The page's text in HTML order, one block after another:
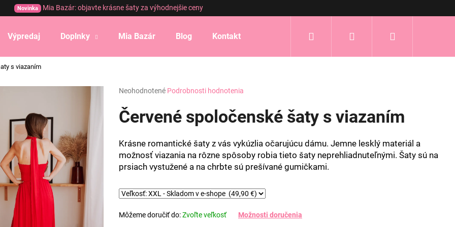
Novinka Mia Bazár: objavte krásne šaty za výhodnejšie ceny
Výpredaj Doplnky Mia Bazár Blog Kontakt Prihlásenie
s viazaním
Priemerné
produktu
je
5
hviezdičiek.
Neohodnotené Podrobnosti hodnotenia
Červené spoločenské šaty s viazaním
Krásne romantické šaty z vás vykúzlia očarujúcu dámu. Jemne lesklý materiál a
možnosť viazania na rôzne spôsoby robia tieto šaty neprehliadnuteľnými. Šaty sú na
prsiach vystužené a na chrbte sú prešívané gumičkami.
Môžeme doručiť do:Zvoľte veľkosť Možnosti doručenia
Čo potrebujete nájsť?
HĽADAŤ
Odporúčame